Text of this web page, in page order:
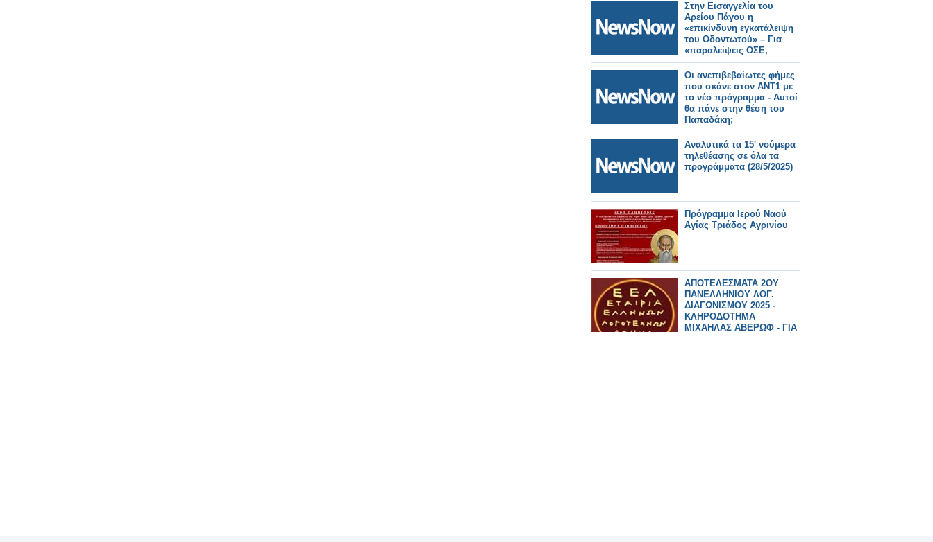
Στην Εισαγγελία του
Αρείου Πάγου η
«επικίνδυνη εγκατάλειψη
του Οδοντωτού» – Για
«παραλείψεις ΟΣΕ,
Hellenic Train,
Υπουργείων»
Οι ανεπιβεβαίωτες φήμες
που σκάνε στον ΑΝΤ1 με
το νέο πρόγραμμα - Αυτοί
θα πάνε στην θέση του
Παπαδάκη;
Αναλυτικά τα 15' νούμερα
τηλεθέασης σε όλα τα
προγράμματα (28/5/2025)
Πρόγραμμα Ιερού Ναού
Αγίας Τριάδος Αγρινίου
ΑΠΟΤΕΛΕΣΜΑΤΑ 2ΟΥ
ΠΑΝΕΛΛΗΝΙΟΥ ΛΟΓ.
ΔΙΑΓΩΝΙΣΜΟΥ 2025 -
ΚΛΗΡΟΔΟΤΗΜΑ
ΜΙΧΑΗΛΑΣ ΑΒΕΡΩΦ - ΓΙΑ
ΤΑ ΖΩΑ - ΔΙΗΓΗΜΑ KAI